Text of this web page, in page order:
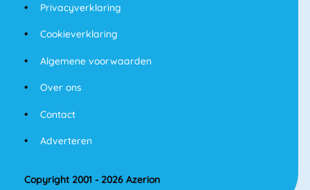
Privacyverklaring
Cookieverklaring
Algemene voorwaarden
Over ons
Contact
Adverteren
Copyright 2001 - 2026 Azerion